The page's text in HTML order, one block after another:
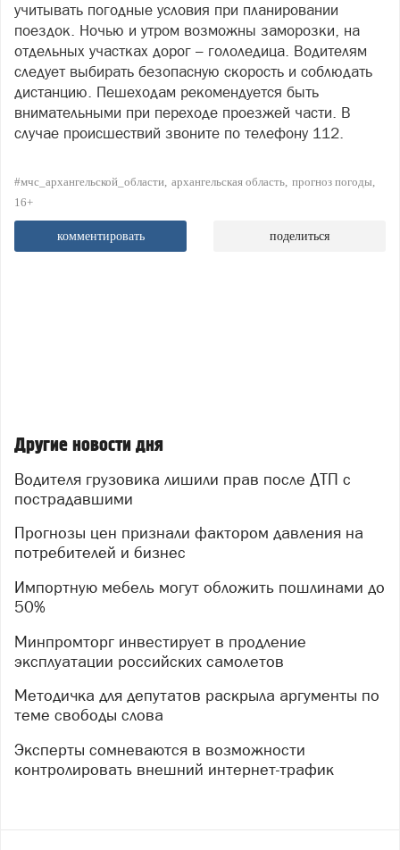
учитывать погодные условия при планировании
поездок. Ночью и утром возможны заморозки, на
отдельных участках дорог – гололедица. Водителям
следует выбирать безопасную скорость и соблюдать
дистанцию. Пешеходам рекомендуется быть
внимательными при переходе проезжей части. В
случае происшествий звоните по телефону 112.
#мчс_архангельской_области архангельская область прогноз погоды
16+
комментировать поделиться
Другие новости дня
Водителя грузовика лишили прав после ДТП с
пострадавшими
Прогнозы цен признали фактором давления на
потребителей и бизнес
Импортную мебель могут обложить пошлинами до
50%
Минпромторг инвестирует в продление
эксплуатации российских самолетов
Методичка для депутатов раскрыла аргументы по
теме свободы слова
Эксперты сомневаются в возможности
контролировать внешний интернет-трафик